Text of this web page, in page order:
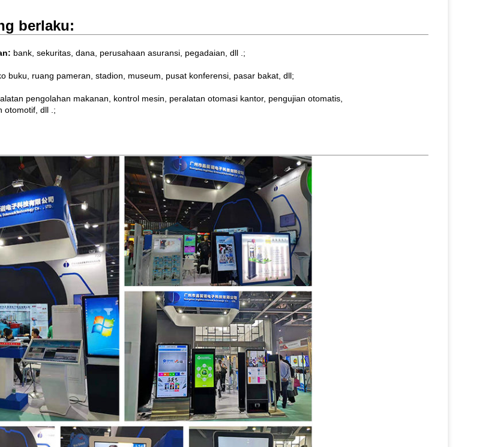
berlaku:
bank, sekuritas, dana, perusahaan asuransi, pegadaian, dll .;
buku, ruang pameran, stadion, museum, pusat konferensi, pasar bakat, dll;
pengolahan makanan, kontrol mesin, peralatan otomasi kantor, pengujian otomatis,
otomotif, dll .;